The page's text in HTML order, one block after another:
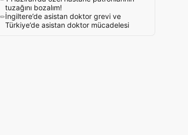
tuzağını bozalım!
İngiltere’de asistan doktor grevi ve
Türkiye’de asistan doktor mücadelesi